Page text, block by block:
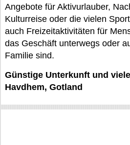
Angebote für Aktivurlauber,
Kulturreise oder die vielen
auch Freizeitaktivitäten für
das Geschäft unterwegs oder
Familie sind.
Günstige Unterkunft und
Havdhem, Gotland